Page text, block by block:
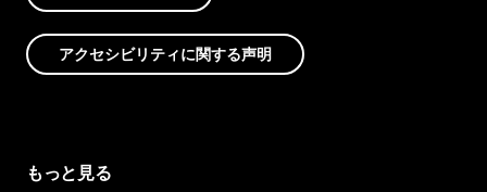
アクセシビリティに関する声明
もっと見る